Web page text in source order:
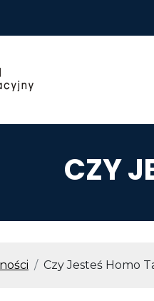
CZY
Czy Jesteś Homo